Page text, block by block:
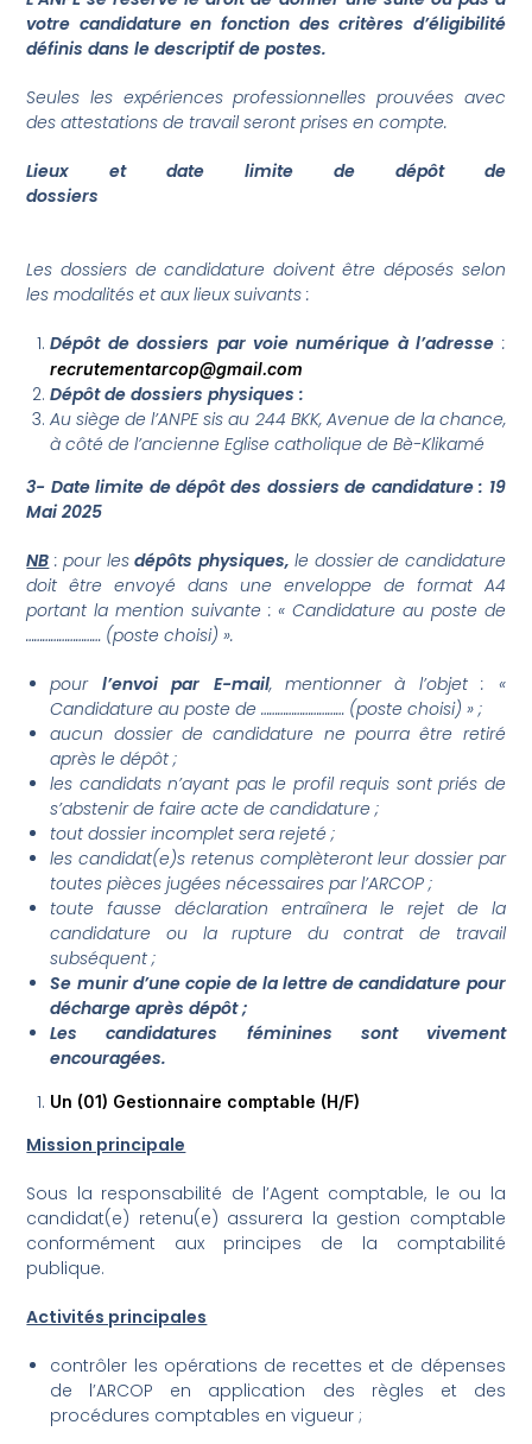
votre candidature en fonction des critères d’éligibilité
définis dans le descriptif de postes.
Seules les expériences professionnelles prouvées avec
des attestations de travail seront prises en compte.
Lieux et date limite de dépôt de
dossiers
Les dossiers de candidature doivent être déposés selon
les modalités et aux lieux suivants :
Dépôt de dossiers par voie numérique à l’adresse :
recrutementarcop@gmail.com
Dépôt de dossiers physiques :
Au siège de l’ANPE sis au 244 BKK, Avenue de la chance,
à côté de l’ancienne Eglise catholique de Bè-Klikamé
3- Date limite de dépôt des dossiers de candidature : 19
Mai 2025
NB : pour lesdépôts physiques, le dossier de candidature
doit être envoyé dans une enveloppe de format A4
portant la mention suivante : « Candidature au poste de
……………………… (poste choisi) ».
pour l’envoi par E-mail, mentionner à l’objet : «
Candidature au poste de ………………………… (poste choisi) » ;
aucun dossier de candidature ne pourra être retiré
après le dépôt ;
les candidats n’ayant pas le profil requis sont priés de
s’abstenir de faire acte de candidature ;
tout dossier incomplet sera rejeté ;
les candidat(e)s retenus complèteront leur dossier par
toutes pièces jugées nécessaires par l’ARCOP ;
toute fausse déclaration entraînera le rejet de la
candidature ou la rupture du contrat de travail
subséquent ;
Se munir d’une copie de la lettre de candidature pour
décharge après dépôt ;
Les candidatures féminines sont vivement
encouragées.
Un (01) Gestionnaire comptable (H/F)
Mission principale
Sous la responsabilité de l’Agent comptable, le ou la
candidat(e) retenu(e) assurera la gestion comptable
conformément aux principes de la comptabilité
publique.
Activités principales
contrôler les opérations de recettes et de dépenses
de l’ARCOP en application des règles et des
procédures comptables en vigueur ;